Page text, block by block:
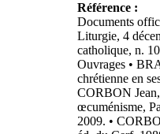
Référence :
Documents
Liturgie, 4
catholique, n.
Ouvrages •
chrétienne en
CORBON
œcuménisme,
2009. •